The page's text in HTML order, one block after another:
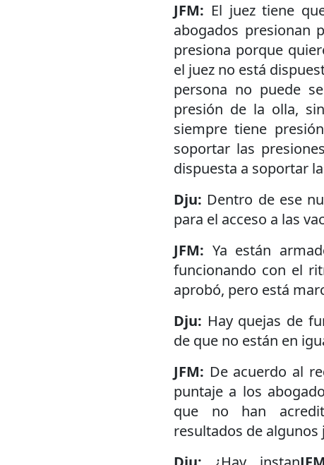
JFM: El juez tiene
abogados presionan
presiona porque
el juez no está
persona no puede
presión de la olla,
siempre tiene
soportar las
dispuesta a soportar
Dju: Dentro de ese
para el acceso a las
JFM: Ya están
funcionando con el
aprobó, pero está
Dju: Hay quejas de
de que no están en
JFM: De acuerdo al
puntaje a los
que no han
resultados de